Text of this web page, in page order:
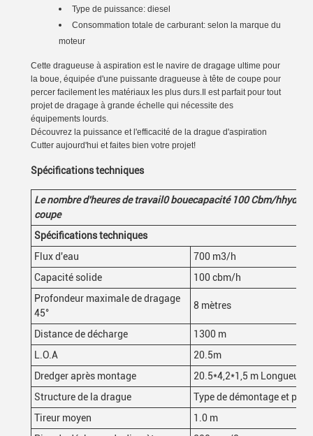
Type de puissance: diesel
Consommation totale de carburant: selon la marque du
moteur
Cette dragueuse à aspiration est le navire de dragage ultime pour
la boue, équipée d'une puissante dragueuse à tête de coupe pour
percer facilement les matériaux les plus durs.Il est parfait pour tout
projet de dragage à grande échelle qui nécessite des
équipements lourds.
Découvrez la puissance et l'efficacité de la drague d'aspiration
Cutter aujourd'hui et faites bien votre projet!
Spécifications techniques
Le nombre d'heures de travail0 bouecapacité 100 Cbm/h
coupe
Spécifications techniques
Flux d'eau
700 m3/h
Capacité solide
100 cbm/h
Profondeur maximale de dragage
45°
8 mètres
Distance de décharge
1300 m
L.O.A
20.5m
Dredger après montage
20.5*4,2*1,5 m Longueur
Structure de la drague
Type de démontage et
Tireur moyen
1.0 m